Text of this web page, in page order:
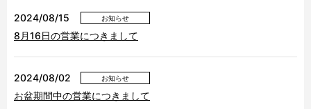
2024/08/15 お知らせ
8月16日の営業につきまして
2024/08/02 お知らせ
お盆期間中の営業につきまして